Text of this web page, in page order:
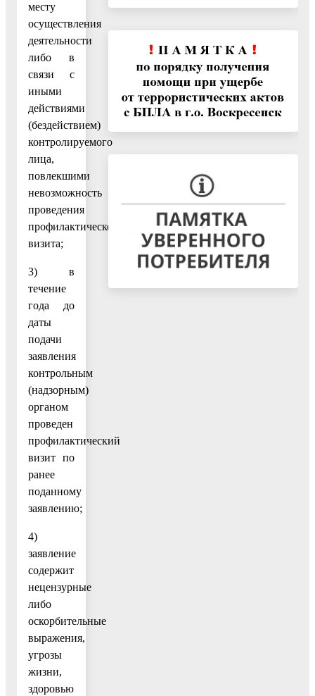
месту
осуществления
деятельности
либо в
связи с
иными
действиями
(бездействием)
контролируемого
лица,
повлекшими
невозможность
проведения
профилактического
визита;
3) в
течение
года до
даты
подачи
заявления
контрольным
(надзорным)
органом
проведен
профилактический
визит по
ранее
поданному
заявлению;
4)
заявление
содержит
нецензурные
либо
оскорбительные
выражения,
угрозы
жизни,
здоровью